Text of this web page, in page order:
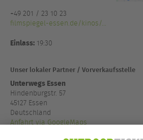
+49 201 / 23 10 23
filmspiegel-essen.de/kinos/...
Einlass: 19:30
Unser lokaler Partner / Vorverkaufsstelle
Unterwegs Essen
Hindenburgstr. 57
45127 Essen
Deutschland
Anfahrt via GoogleMaps